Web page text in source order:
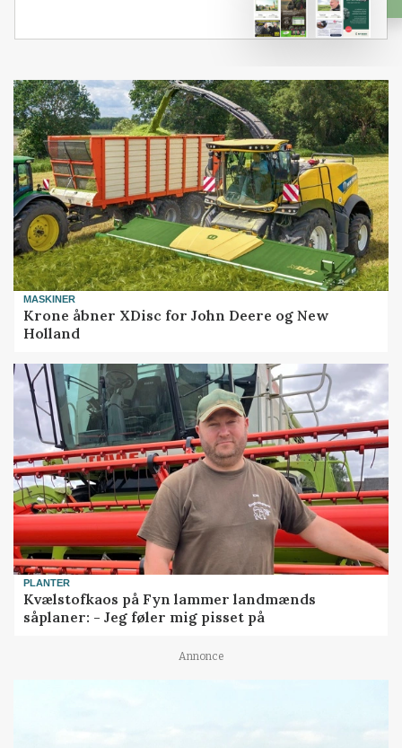
MASKINER
Krone åbner XDisc for John Deere og New
Holland
PLANTER
Kvælstofkaos på Fyn lammer landmænds
såplaner: - Jeg føler mig pisset på
Annonce